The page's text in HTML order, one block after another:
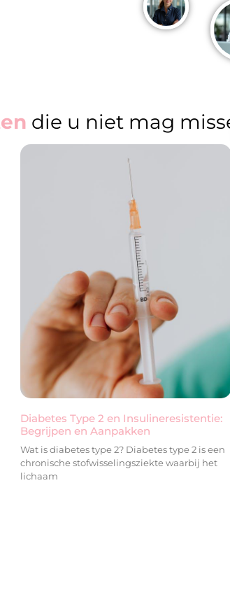
die u niet mag
Diabetes Type 2 en Insulineresistentie:
Begrijpen en Aanpakken
Wat is diabetes type 2? Diabetes type 2 is een
chronische stofwisselingsziekte waarbij het
lichaam